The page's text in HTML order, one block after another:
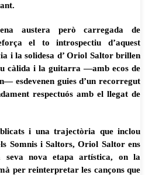
austera però carregada de
el to introspectiu d’aquest
i la solidesa d’ Oriol Saltor brillen
càlida i la guitarra —amb ecos de
esdevenen guies d’un recorregut
respectuós amb el llegat de
i una trajectòria que inclou
Somnis i Saltors, Oriol Saltor ens
nova etapa artística, on la
per reinterpretar les cançons que